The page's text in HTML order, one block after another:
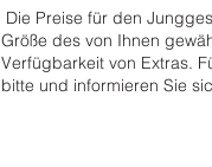
Die Preise für den
Größe des von Ihnen
Verfügbarkeit von Extras.
bitte und informieren Sie